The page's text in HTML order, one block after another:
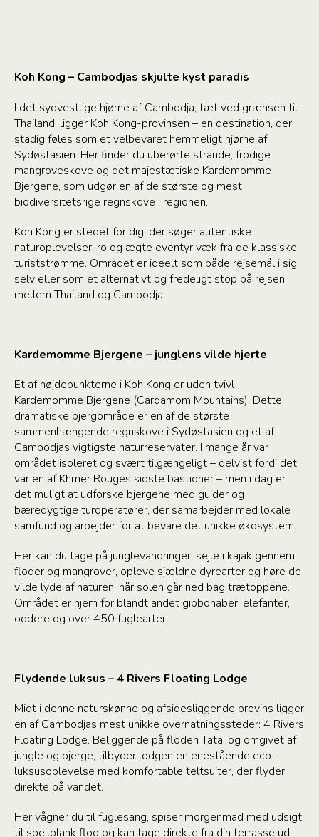
Koh Kong – Cambodjas skjulte kyst paradis
I det sydvestlige hjørne af Cambodja, tæt ved grænsen til
Thailand, ligger Koh Kong-provinsen – en destination, der
stadig føles som et velbevaret hemmeligt hjørne af
Sydøstasien. Her finder du uberørte strande, frodige
mangroveskove og det majestætiske Kardemomme
Bjergene, som udgør en af de største og mest
biodiversitetsrige regnskove i regionen.
Koh Kong er stedet for dig, der søger autentiske
naturoplevelser, ro og ægte eventyr væk fra de klassiske
turiststrømme. Området er ideelt som både rejsemål i sig
selv eller som et alternativt og fredeligt stop på rejsen
mellem Thailand og Cambodja.
Kardemomme Bjergene – junglens vilde hjerte
Et af højdepunkterne i Koh Kong er uden tvivl
Kardemomme Bjergene (Cardamom Mountains). Dette
dramatiske bjergområde er en af de største
sammenhængende regnskove i Sydøstasien og et af
Cambodjas vigtigste naturreservater. I mange år var
området isoleret og svært tilgængeligt – delvist fordi det
var en af Khmer Rouges sidste bastioner – men i dag er
det muligt at udforske bjergene med guider og
bæredygtige turoperatører, der samarbejder med lokale
samfund og arbejder for at bevare det unikke økosystem.
Her kan du tage på junglevandringer, sejle i kajak gennem
floder og mangrover, opleve sjældne dyrearter og høre de
vilde lyde af naturen, når solen går ned bag trætoppene.
Området er hjem for blandt andet gibbonaber, elefanter,
oddere og over 450 fuglearter.
Flydende luksus – 4 Rivers Floating Lodge
Midt i denne naturskønne og afsidesliggende provins ligger
en af Cambodjas mest unikke overnatningssteder: 4 Rivers
Floating Lodge. Beliggende på floden Tatai og omgivet af
jungle og bjerge, tilbyder lodgen en enestående eco-
luksusoplevelse med komfortable teltsuiter, der flyder
direkte på vandet.
Her vågner du til fuglesang, spiser morgenmad med udsigt
til spejlblank flod og kan tage direkte fra din terrasse ud